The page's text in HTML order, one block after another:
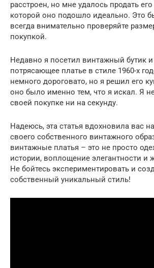
расстроен, но мне удалось продать
которой оно подошло идеально. Это
всегда внимательно проверяйте
покупкой.
Недавно я посетил винтажный бутик
потрясающее платье в стиле 1960-х
немного дороговато, но я решил его
оно было именно тем, что я искал. Я
своей покупке ни на секунду.
Надеюсь, эта статья вдохновила вас
своего собственного винтажного
винтажные платья – это не просто
истории, воплощение элегантности и
Не бойтесь экспериментировать и
собственный уникальный стиль!